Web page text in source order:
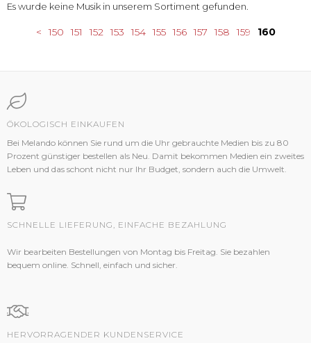
Es wurde keine Musik in unserem Sortiment gefunden.
< 150 151 152 153 154 155 156 157 158 159 160
ÖKOLOGISCH EINKAUFEN
Bei Melando können Sie rund um die Uhr gebrauchte Medien bis zu 80
Prozent günstiger bestellen als Neu. Damit bekommen Medien ein zweites
Leben und das schont nicht nur Ihr Budget, sondern auch die Umwelt.
SCHNELLE LIEFERUNG, EINFACHE BEZAHLUNG
Wir bearbeiten Bestellungen von Montag bis Freitag. Sie bezahlen
bequem online. Schnell, einfach und sicher.
HERVORRAGENDER KUNDENSERVICE